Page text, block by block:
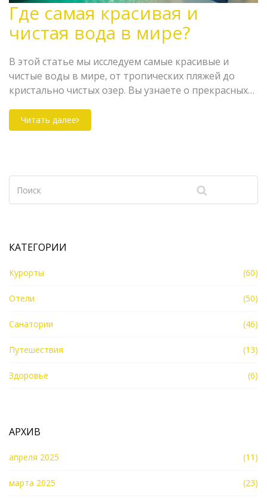
Где самая красивая и
чистая вода в мире?
В этой статье мы исследуем самые красивые и
чистые воды в мире, от тропических пляжей до
кристально чистых озер. Вы узнаете о прекрасных
насладиться невероятной красотой природы и
купанием в чистейшей воде. Погрузитесь в
Читать далее
КАТЕГОРИИ
Курорты (60)
Отели (50)
Санатории (46)
Путешествия (13)
Здоровье (6)
АРХИВ
апреля 2025 (11)
марта 2025 (23)